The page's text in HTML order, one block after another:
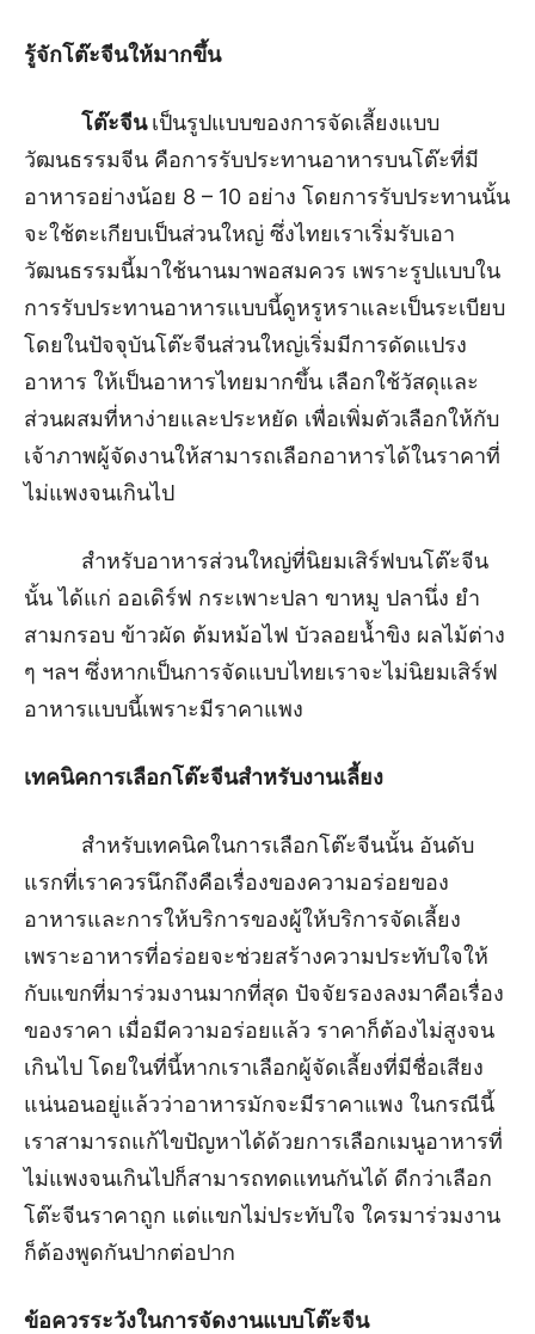
รู้จักโต๊ะจีนให้มากขึ้น
โต๊ะจีนเป็นรูปแบบของการจัดเลี้ยงแบบ
วัฒนธรรมจีน คือการรับประทานอาหารบนโต๊ะที่มี
อาหารอย่างน้อย 8 – 10 อย่าง โดยการรับประทานนั้น
จะใช้ตะเกียบเป็นส่วนใหญ่ ซึ่งไทยเราเริ่มรับเอา
วัฒนธรรมนี้มาใช้นานมาพอสมควร เพราะรูปแบบใน
การรับประทานอาหารแบบนี้ดูหรูหราและเป็นระเบียบ
โดยในปัจจุบันโต๊ะจีนส่วนใหญ่เริ่มมีการดัดแปรง
อาหาร ให้เป็นอาหารไทยมากขึ้น เลือกใช้วัสดุและ
ส่วนผสมที่หาง่ายและประหยัด เพื่อเพิ่มตัวเลือกให้กับ
เจ้าภาพผู้จัดงานให้สามารถเลือกอาหารได้ในราคาที่
ไม่แพงจนเกินไป
สำหรับอาหารส่วนใหญ่ที่นิยมเสิร์ฟบนโต๊ะจีน
นั้น ได้แก่ ออเดิร์ฟ กระเพาะปลา ขาหมู ปลานึ่ง ยำ
สามกรอบ ข้าวผัด ต้มหม้อไฟ บัวลอยน้ำขิง ผลไม้ต่าง
ๆ ฯลฯ ซึ่งหากเป็นการจัดแบบไทยเราจะไม่นิยมเสิร์ฟ
อาหารแบบนี้เพราะมีราคาแพง
เทคนิคการเลือกโต๊ะจีนสำหรับงานเลี้ยง
สำหรับเทคนิคในการเลือกโต๊ะจีนนั้น อันดับ
แรกที่เราควรนึกถึงคือเรื่องของความอร่อยของ
อาหารและการให้บริการของผู้ให้บริการจัดเลี้ยง
เพราะอาหารที่อร่อยจะช่วยสร้างความประทับใจให้
กับแขกที่มาร่วมงานมากที่สุด ปัจจัยรองลงมาคือเรื่อง
ของราคา เมื่อมีความอร่อยแล้ว ราคาก็ต้องไม่สูงจน
เกินไป โดยในที่นี้หากเราเลือกผู้จัดเลี้ยงที่มีชื่อเสียง
แน่นอนอยู่แล้วว่าอาหารมักจะมีราคาแพง ในกรณีนี้
เราสามารถแก้ไขปัญหาได้ด้วยการเลือกเมนูอาหารที่
ไม่แพงจนเกินไปก็สามารถทดแทนกันได้ ดีกว่าเลือก
โต๊ะจีนราคาถูก แต่แขกไม่ประทับใจ ใครมาร่วมงาน
ก็ต้องพูดกันปากต่อปาก
ข้อควรระวังในการจัดงานแบบโต๊ะจีน